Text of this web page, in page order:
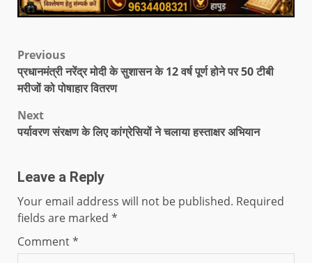
Previous
प्रधानमंत्री नरेंद्र मोदी के सुशासन के 12 वर्ष पूर्ण होने पर 50 टीबी
मरीजों को पोषाहार वितरण
Next
पर्यावरण संरक्षण के लिए कांग्रेसियों ने चलाया हस्ताक्षर अभियान
Leave a Reply
Your email address will not be published. Required
fields are marked *
Comment*